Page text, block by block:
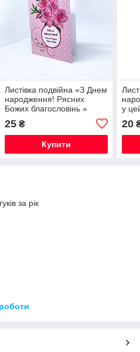
Листівка подвійна «З Днем
народження! Рясних
Божих благословінь »
25₴
Купити
у
20
за рік